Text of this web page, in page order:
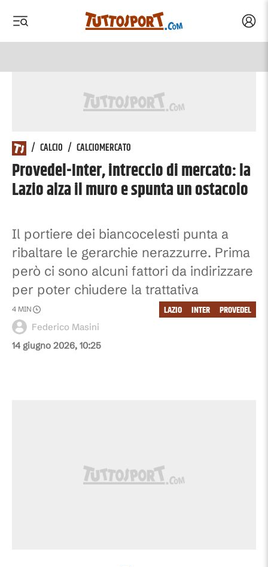
/ CALCIO / CALCIOMERCATO
Provedel-Inter, intreccio di mercato: la
Lazio alza il muro e spunta un ostacolo
Il portiere dei biancocelesti punta a
ribaltare le gerarchie nerazzurre. Prima
però ci sono alcuni fattori da indirizzare
per poter chiudere la trattativa
14 giugno 2026, 10:25
Federico Masini
4 MIN PROVEDEL
INTER
LAZIO